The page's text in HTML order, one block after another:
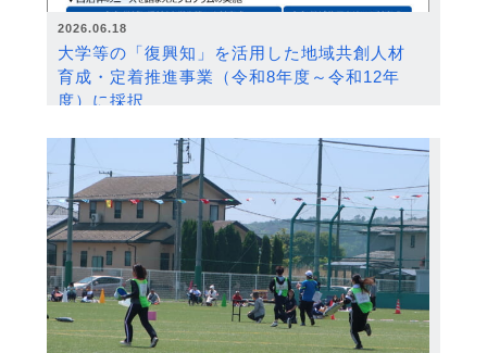
2026.06.18
大学等の「復興知」を活用した地域共創人材
育成・定着推進事業（令和8年度～令和12年
度）に採択